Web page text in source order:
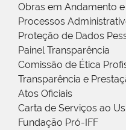
Obras em Andamento
Processos
Proteção de Dados
Painel Transparência
Comissão de Ética
Transparência e
Atos Oficiais
Carta de Serviços ao
Fundação Pró-IFF